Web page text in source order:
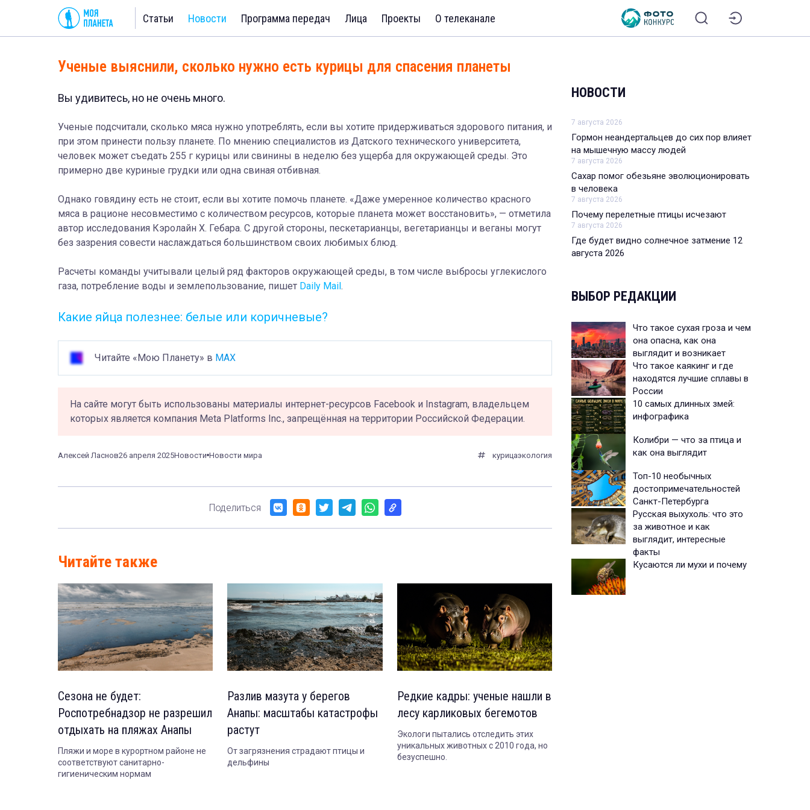
Статьи Новости Программа передач Лица Проекты О телеканале
Ученые выяснили, сколько нужно есть курицы для спасения планеты
Вы удивитесь, но не очень много.
Ученые подсчитали, сколько мяса нужно употреблять, если вы хотите придерживаться здорового питания, и
при этом принести пользу планете. По мнению специалистов из Датского технического университета,
человек может съедать 255 г курицы или свинины в неделю без ущерба для окружающей среды. Это
примерно две куриные грудки или одна свиная отбивная.
Однако говядину есть не стоит, если вы хотите помочь планете. «Даже умеренное количество красного
мяса в рационе несовместимо с количеством ресурсов, которые планета может восстановить», — отметила
автор исследования Кэролайн Х. Гебара. С другой стороны, пескетарианцы, вегетарианцы и веганы могут
без зазрения совести наслаждаться большинством своих любимых блюд.
Расчеты команды учитывали целый ряд факторов окружающей среды, в том числе выбросы углекислого
газа, потребление воды и землепользование, пишет Daily Mail.
Какие яйца полезнее: белые или коричневые?
Читайте «Мою Планету» в MAX
На сайте могут быть использованы материалы интернет-ресурсов Facebook и Instagram, владельцем
которых является компания Meta Platforms Inc., запрещённая на территории Российской Федерации.
Алексей Ласнов26 апреля 2025Новости Новости мира курицаэкология
Поделиться
Читайте также
Сезона не будет:
Роспотребнадзор не разрешил
отдыхать на пляжах Анапы
Пляжи и море в курортном районе не
соответствуют санитарно-
гигиеническим нормам
Разлив мазута у берегов
Анапы: масштабы катастрофы
растут
От загрязнения страдают птицы и
дельфины
Редкие кадры: ученые нашли в
лесу карликовых бегемотов
Экологи пытались отследить этих
уникальных животных с 2010 года, но
безуспешно.
НОВОСТИ
7 августа 2026
Гормон неандертальцев до сих пор влияет
на мышечную массу людей
7 августа 2026
Сахар помог обезьяне эволюционировать
в человека
7 августа 2026
Почему перелетные птицы исчезают
7 августа 2026
Где будет видно солнечное затмение 12
августа 2026
ВЫБОР РЕДАКЦИИ
Что такое сухая гроза и чем
она опасна, как она
выглядит и возникает
Что такое каякинг и где
находятся лучшие сплавы в
России
10 самых длинных змей:
инфографика
Колибри — что за птица и
как она выглядит
Топ-10 необычных
достопримечательностей
Санкт-Петербурга
Русская выхухоль: что это
за животное и как
выглядит, интересные
факты
Кусаются ли мухи и почему